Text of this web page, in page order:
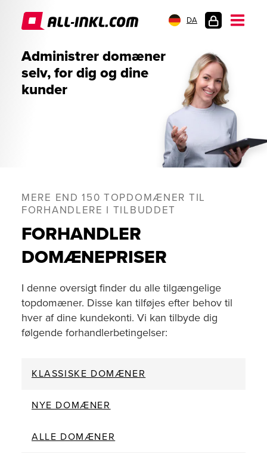
DA
Administrer domæner
selv, for dig og dine
kunder
MERE END 150 TOPDOMÆNER TIL
FORHANDLERE I TILBUDDET
FORHANDLER
DOMÆNEPRISER
I denne oversigt finder du alle tilgængelige
topdomæner. Disse kan tilføjes efter behov til
hver af dine kundekonti. Vi kan tilbyde dig
følgende forhandlerbetingelser:
KLASSISKE DOMÆNER
NYE DOMÆNER
ALLE DOMÆNER